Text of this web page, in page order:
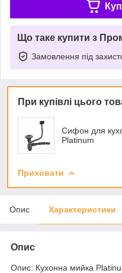
Що таке купити з
Замовлення під
При купівлі цього
Сифон для
Platinum
Приховати
Опис Характеристики
Опис
Опис: Кухонна мийка